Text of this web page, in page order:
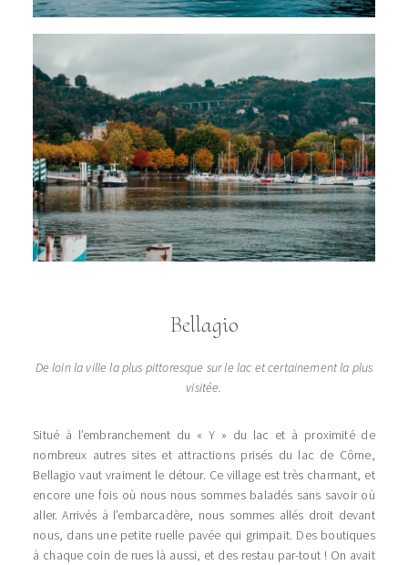
Bellagio
De loin la ville la plus pittoresque sur le lac et certainement la plus
visitée.
Situé à l’embranchement du « Y » du lac et à proximité de
nombreux autres sites et attractions prisés du lac de Côme,
Bellagio vaut vraiment le détour. Ce village est très charmant, et
encore une fois où nous nous sommes baladés sans savoir où
aller. Arrivés à l’embarcadère, nous sommes allés droit devant
nous, dans une petite ruelle pavée qui grimpait. Des boutiques
à chaque coin de rues là aussi, et des restau par-tout ! On avait